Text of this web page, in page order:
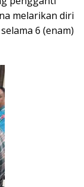
melarikan diri
6 (enam)